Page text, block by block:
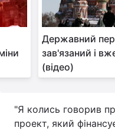
Державний
зав'язаний і
(відео)
"Я колись говорив
проект, який